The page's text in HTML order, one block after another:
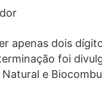
apenas dois
foi
e